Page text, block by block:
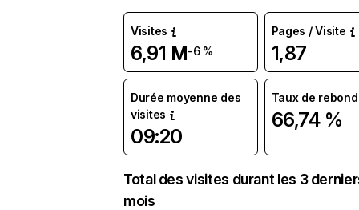
Visites
6,91 M-6 %
Pages / Visite
1,87
Durée moyenne des
visites
09:20
Taux de rebond
66,74 %
Total des visites durant les 3
mois